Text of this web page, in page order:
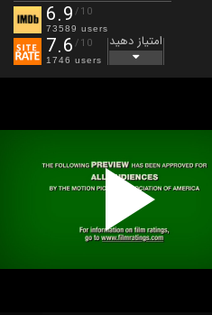
6.9 /10
73589 users
7.6 /10
1746 users
امتیاز دهید